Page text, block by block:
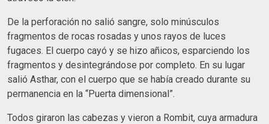
De la perforación no salió sangre, solo minúsculos
fragmentos de rocas rosadas y unos rayos de luces
fugaces. El cuerpo cayó y se hizo añicos, esparciendo los
fragmentos y desintegrándose por completo. En su lugar
salió Asthar, con el cuerpo que se había creado durante su
permanencia en la “Puerta dimensional”.
Todos giraron las cabezas y vieron a Rombit, cuya armadura